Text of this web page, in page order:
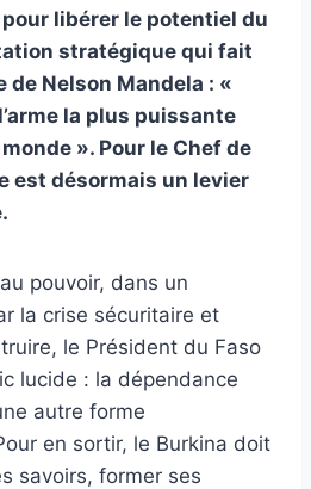
libérer le potentiel du
stratégique qui fait
de Nelson Mandela : «
la plus puissante
». Pour le Chef de
est désormais un levier
pouvoir, dans un
la crise sécuritaire et
le Président du Faso
lucide : la dépendance
autre forme
en sortir, le Burkina doit
savoirs, former ses